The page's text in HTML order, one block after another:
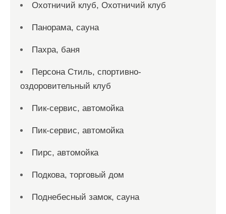
Охотничий клуб, Охотничий клуб
Панорама, сауна
Пахра, баня
Персона Стиль, спортивно-
оздоровительный клуб
Пик-сервис, автомойка
Пик-сервис, автомойка
Пирс, автомойка
Подкова, торговый дом
Поднебесный замок, сауна